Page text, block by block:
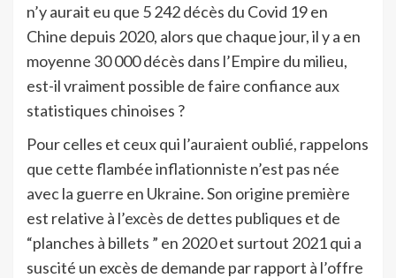
n’y aurait eu que 5 242 décès du Covid 19 en
Chine depuis 2020, alors que chaque jour, il y a en
moyenne 30 000 décès dans l’Empire du milieu,
est-il vraiment possible de faire confiance aux
statistiques chinoises ?
Pour celles et ceux qui l’auraient oublié, rappelons
que cette flambée inflationniste n’est pas née
avec la guerre en Ukraine. Son origine première
est relative à l’excès de dettes publiques et de
“planches à billets ” en 2020 et surtout 2021 qui a
suscité un excès de demande par rapport à l’offre